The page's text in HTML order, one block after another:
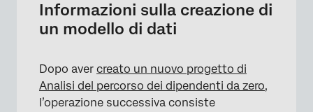
Informazioni sulla creazione di
un modello di dati
Dopo aver creato un nuovo progetto di
Analisi del percorso dei dipendenti da zero,
l’operazione successiva consiste